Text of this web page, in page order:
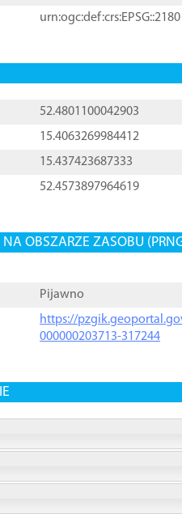
urn:ogc:def:crs:EPSG::2180
52.4801100042903
15.4063269984412
15.437423687333
52.4573897964619
OBSZARZE ZASOBU
Pijawno
https://
000000203713-317244